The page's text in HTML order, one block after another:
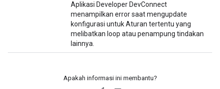
Aplikasi Developer DevConnect
menampilkan error saat mengupdate
konfigurasi untuk Aturan tertentu yang
melibatkan loop atau penampung tindakan
lainnya.
Apakah informasi ini membantu?